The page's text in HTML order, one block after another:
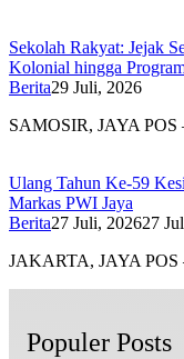
Sekolah Rakyat: Jejak
Kolonial hingga
Berita29 Juli, 2026
SAMOSIR, JAYA POS
Ulang Tahun Ke-59
Markas PWI Jaya
Berita27 Juli, 202627
JAKARTA, JAYA POS
Populer Posts